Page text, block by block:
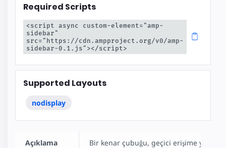
Required Scripts
<script async custom-element="amp-
sidebar"
src="https://cdn.ampproject.org/v0/amp-
sidebar-0.1.js"></script>
Supported Layouts
nodisplay
Açıklama
Bir kenar çubuğu, geçici erişime yönelik